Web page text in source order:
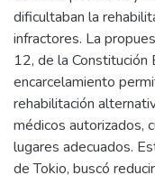
dificultaban la
infractores. La
12, de la Constitución
encarcelamiento
rehabilitación
médicos autorizados,
lugares adecuados.
de Tokio, buscó